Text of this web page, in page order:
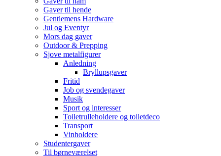
Gaver til hende
Gentlemens Hardware
Jul og Eventyr
Mors dag gaver
Outdoor & Prepping
Sjove metalfigurer
Anledning
Bryllupsgaver
Fritid
Job og svendegaver
Musik
Sport og interesser
Toiletrulleholdere og toiletdeco
Transport
Vinholdere
Studentergaver
Til børneværelset